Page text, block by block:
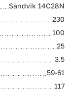
Sandvik 14C28N
230
100
25
3.5
59-61
117